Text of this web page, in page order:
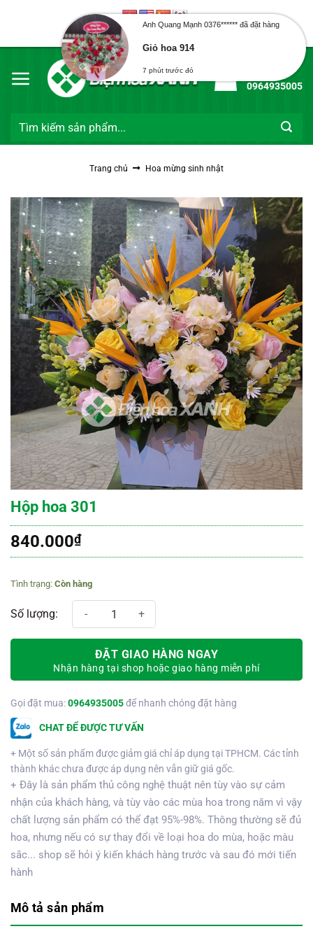
Chào mừng bạn đến với Điện Hoa Xanh
0964935005
Tìm
Trang chủ Hoa mừng sinh nhật
Hộp hoa 301
840.000₫
Còn hàng
Hộp hoa 301 số lượng
ĐẶT GIAO HÀNG NGAY
Nhận hàng tại shop hoặc giao hàng miễn phí
Gọi đặt mua:0964935005để nhanh chóng đặt hàng
CHAT ĐỂ ĐƯỢC TƯ VẤN
+ Một số sản phẩm được giảm giá chỉ áp dụng tại TPHCM. Các tỉnh
thành khác chưa được áp dụng nên vẫn giữ giá gốc.
+ Đây là sản phẩm thủ công nghệ thuật nên tùy vào sự cảm
nhận của khách hàng, và tùy vào các mùa hoa trong năm vì vậy
chất lượng sản phẩm có thể đạt 95%-98%. Thông thường sẽ đủ
hoa, nhưng nếu có sự thay đổi về loại hoa do mùa, hoặc màu
sắc... shop sẽ hỏi ý kiến khách hàng trước và sau đó mới tiến
hành
Mô tả sản phẩm
Anh Quang Mạnh 0376****** đã đặt hàng
Giỏ hoa 914
7 phút trước đó